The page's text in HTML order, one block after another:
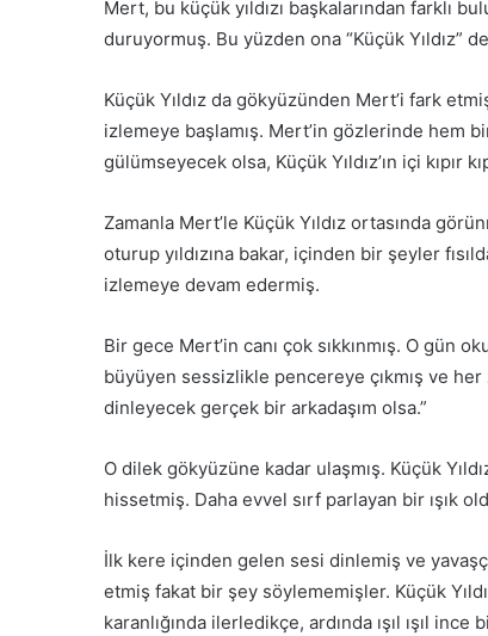
Mert, bu küçük yıldızı başkalarından farklı
duruyormuş. Bu yüzden ona “Küçük Yıldız”
Küçük Yıldız da gökyüzünden Mert’i fark
izlemeye başlamış. Mert’in gözlerinde hem
gülümseyecek olsa, Küçük Yıldız’ın içi kıpır
Zamanla Mert’le Küçük Yıldız ortasında
oturup yıldızına bakar, içinden bir şeyler
izlemeye devam edermiş.
Bir gece Mert’in canı çok sıkkınmış. O gün
büyüyen sessizlikle pencereye çıkmış ve
dinleyecek gerçek bir arkadaşım olsa.”
O dilek gökyüzüne kadar ulaşmış. Küçük
hissetmiş. Daha evvel sırf parlayan bir ışık
İlk kere içinden gelen sesi dinlemiş ve
etmiş fakat bir şey söylememişler. Küçük
karanlığında ilerledikçe, ardında ışıl ışıl ince